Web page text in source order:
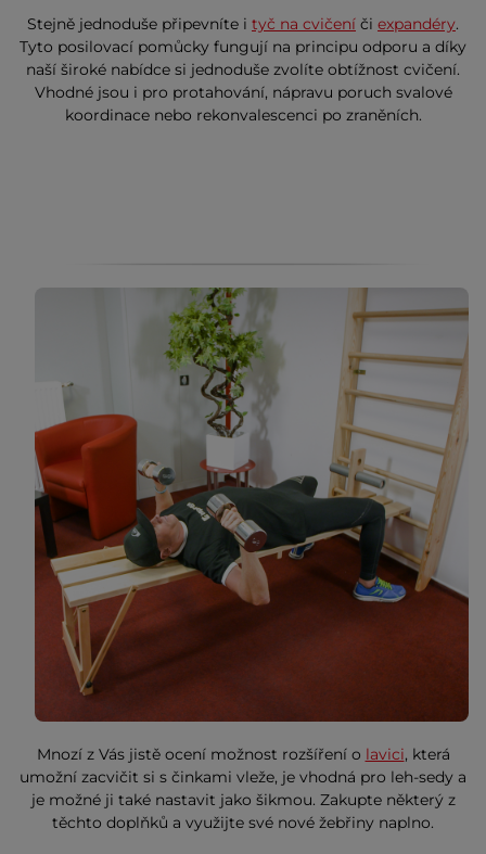
Stejně jednoduše připevníte i tyč na cvičení či expandéry.
Tyto posilovací pomůcky fungují na principu odporu a díky
naší široké nabídce si jednoduše zvolíte obtížnost cvičení.
Vhodné jsou i pro protahování, nápravu poruch svalové
koordinace nebo rekonvalescenci po zraněních.
Mnozí z Vás jistě ocení možnost rozšíření o lavici, která
umožní zacvičit si s činkami vleže, je vhodná pro leh-sedy a
je možné ji také nastavit jako šikmou. Zakupte některý z
těchto doplňků a využijte své nové žebřiny naplno.